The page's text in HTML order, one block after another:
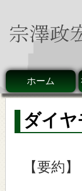
ホーム
ダイ
【要約】